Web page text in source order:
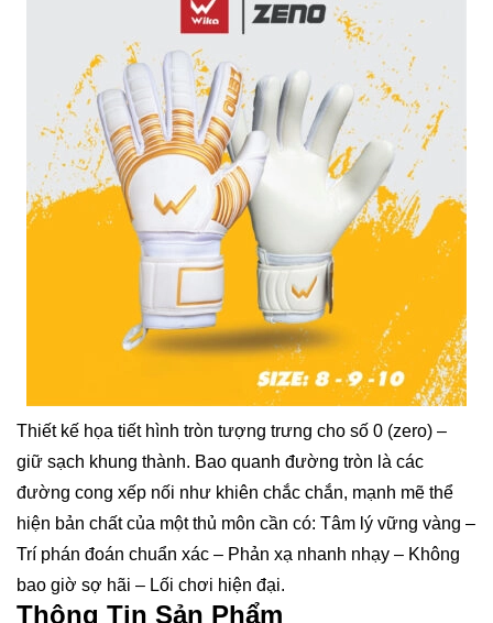
Thiết kế họa tiết hình tròn tượng trưng cho số 0 (zero) –
giữ sạch khung thành. Bao quanh đường tròn là các
đường cong xếp nối như khiên chắc chắn, mạnh mẽ thể
hiện bản chất của một thủ môn cần có: Tâm lý vững vàng –
Trí phán đoán chuẩn xác – Phản xạ nhanh nhạy – Không
bao giờ sợ hãi – Lối chơi hiện đại.
Thông Tin Sản Phẩm